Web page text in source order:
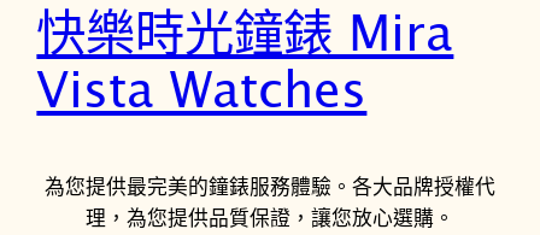
快樂時光鐘錶 Mira
Vista Watches
為您提供最完美的鐘錶服務體驗。各大品牌授權代
理，為您提供品質保證，讓您放心選購。